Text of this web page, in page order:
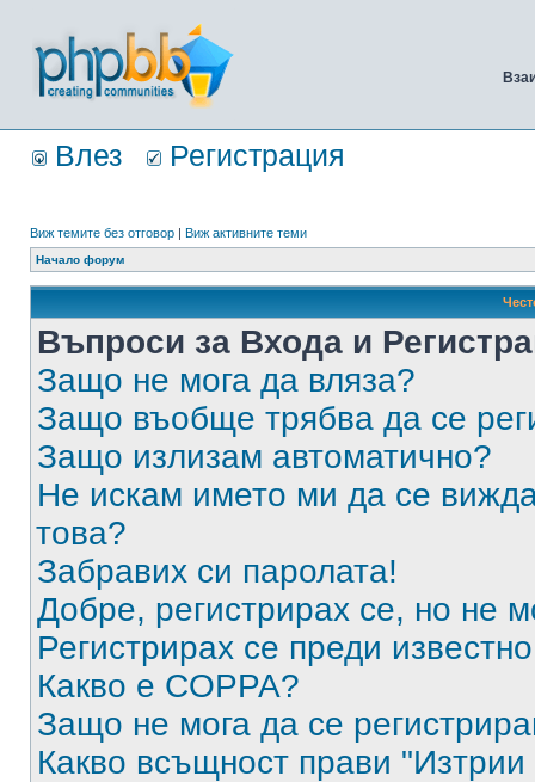
Влез Регистрация
Виж темите без отговор | Виж активните теми
Начало форум
Въпроси за Входа и
Защо не мога да вляза?
Защо въобще трябва да се
Защо излизам автоматично?
Не искам името ми да се
това?
Забравих си паролата!
Добре, регистрирах се, но не
Регистрирах се преди
Какво е COPPA?
Защо не мога да се
Какво всъщност прави "Изтрии